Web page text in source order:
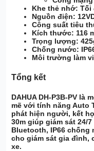
Khe thẻ nhớ: Tối
Nguồn điện:
Công suất tiêu
Kích thước: 116
Trọng lượng:
Chống nước:
Môi trường làm
Tổng kết
DAHUA DH-P3B-PV là
mẽ với tính năngAuto
phát hiện người, kết
30m giúp giám sát 24/
Bluetooth, IP66 chống
cho giám sát gia đình,
xe.